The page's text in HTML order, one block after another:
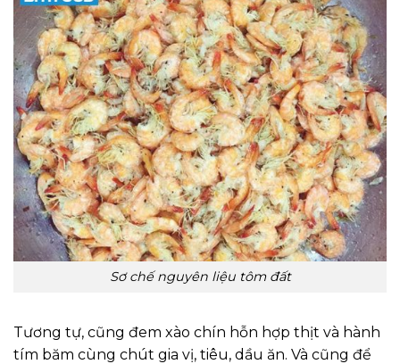
Sơ chế nguyên liệu tôm đất
Tương tự, cũng đem xào chín hỗn hợp thịt và hành
tím băm cùng chút gia vị, tiêu, dầu ăn. Và cũng để